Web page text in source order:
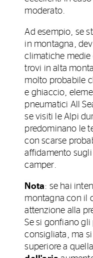
moderato.
Ad esempio, se
in montagna,
climatiche medie
trovi in alta
molto probabile
e ghiaccio,
pneumatici All
se visiti le Alpi
predominano le
con scarse
affidamento
camper.
Nota: se hai
montagna con il
attenzione alla
Se si gonfiano
consigliata, ma
superiore a